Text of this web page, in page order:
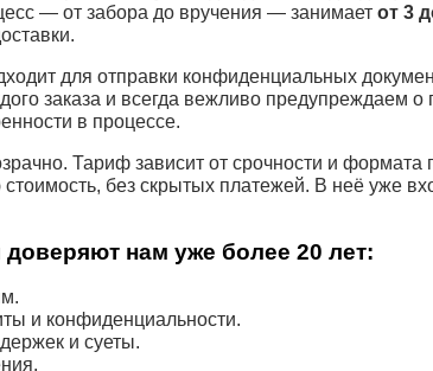
— от забора до вручения — занимает от 3
для отправки конфиденциальных
заказа и всегда вежливо предупреждаем о
в процессе.
Тариф зависит от срочности и
без скрытых платежей. В неё уже
нам уже более 20 лет:
и конфиденциальности.
и суеты.